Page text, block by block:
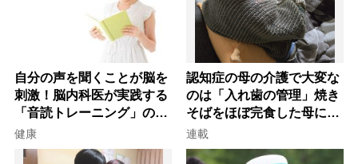
自分の声を聞くことが脳を
刺激！脳内科医が実践する
「音読トレーニング」の極
意
健康
認知症の母の介護で大変な
のは「入れ歯の管理」焼き
そばをほぼ完食した母に息
子が血の気が引いた理由
連載